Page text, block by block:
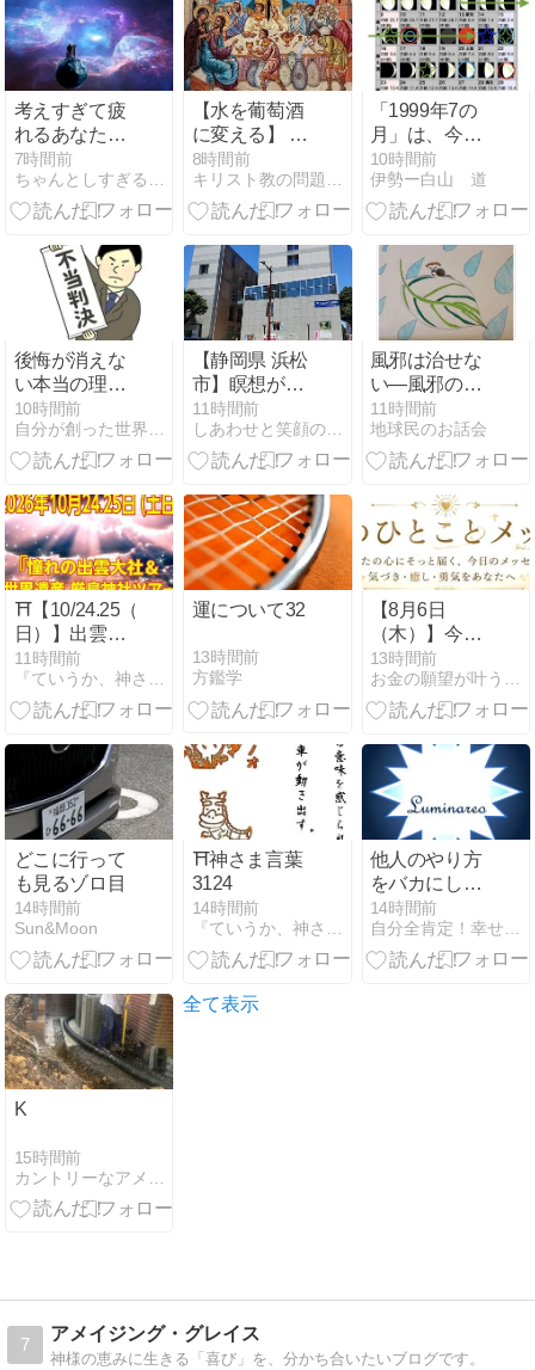
考えすぎて疲
れるあなた
へ。「生きづ
らさ」と10階
の景色、そし
7時間前
ちゃんとしすぎる人の心をほどく言葉
【水を葡萄酒
に変える】 追
記
8時間前
キリスト教の問題点について考える
「1999年7の
月」は、今も
生きています
10時間前
伊勢ー白山 道
後悔が消えな
い本当の理由
｜あなたは
「未来を知ら
なかった自
いる
10時間前
自分が創った世界から熱烈に愛される方法！
【静岡県 浜松
市】瞑想が
「できる・わ
かる」目から
鱗の瞑想の方
ナー
11時間前
しあわせと笑顔の「いまここ」マインドフルネス
風邪は治せな
い―風邪の効
用と癌との向
き合い方（健
康・身体）
11時間前
地球民のお話会
⛩️【10/24.25（土
日）】出雲大
社＆厳島神社
ツアー開催✨
11時間前
『ていうか、神さまってなに？』
運について32
13時間前
方鑑学
【8月6日
（木）】今日
のひとことメ
ッセージ
13時間前
お金の願望が叶う天珠ブレスと悩みスッキリ霊視相談
どこに行って
も見るゾロ目
14時間前
Sun&Moon
⛩️神さま言葉
3124
14時間前
『ていうか、神さまってなに？』
他人のやり方
をバカにしな
い
14時間前
自分全肯定！幸せエクササイズ・Luminareo
K
15時間前
全て表示
7
アメイジング・グレイス
神様の恵みに生きる「喜び」を、分かち合いたいブログです。